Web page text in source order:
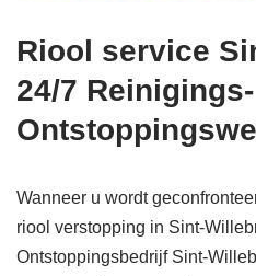
Riool service
24/7
Wanneer u wordt
riool verstopping in Sint-
Ontstoppingsbedrijf Sint-